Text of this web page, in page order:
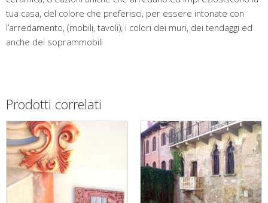
tua casa, del colore che preferisci, per essere intonate con
l’arredamento, (mobili, tavoli), i colori dei muri, dei tendaggi ed
anche dei soprammobili
Prodotti correlati